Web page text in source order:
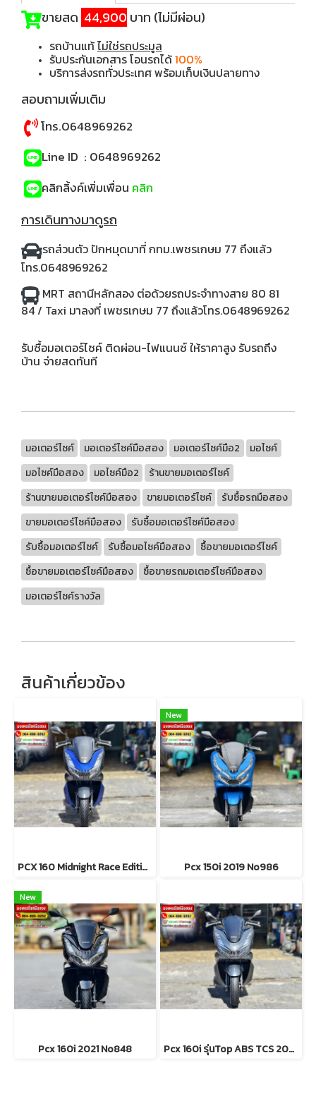
ขายสด 44,900 บาท (ไม่มีผ่อน)
รถบ้านแท้ไม่ใช่รถประมูล
รับประกันเอกสาร โอนรถได้100%
บริการส่งรถทั่วประเทศ พร้อมเก็บเงินปลายทาง
สอบถามเพิ่มเติม
โทร.0648969262
Line ID : 0648969262
คลิกลิ้งค์เพิ่มเพื่อน คลิก
การเดินทางมาดูรถ
รถส่วนตัว ปักหมุดมาที่ กทม.เพชรเกษม 77 ถึงแล้ว
โทร.0648969262
MRT สถานีหลักสอง ต่อด้วยรถประจำทางสาย 80 81
84 / Taxi มาลงที่ เพชรเกษม 77 ถึงแล้วโทร.0648969262
รับซื้อมอเตอร์ไซค์ ติดผ่อน-ไฟแนนซ์ ให้ราคาสูง รับรถถึง
บ้าน จ่ายสดทันที
มอเตอร์ไซค์ มอเตอร์ไซค์มือสอง มอเตอร์ไซค์มือ2
มอไซค์
มอไซค์มือสอง
มอไซค์มือ2
ร้านขายมอเตอร์ไซค์
ร้านขายมอเตอร์ไซค์มือสอง
ขายมอเตอร์ไซค์
รับซื้อรถมือสอง
ขายมอเตอร์ไซค์มือสอง
รับซื้อมอเตอร์ไซค์มือสอง
รับซื้อมอเตอร์ไซค์
รับซื้อมอไซค์มือสอง
ซื้อขายมอเตอร์ไซค์
ซื้อขายมอเตอร์ไซค์มือสอง
ซื้อขายรถมอเตอร์ไซค์มือสอง
มอเตอร์ไซค์รางวัล
สินค้าเกี่ยวข้อง
PCX 160 Midnight Race Edition 2023 No1078
New
Pcx 150i 2019 No986
New
Pcx 160i 2021 No848 Pcx 160i รุ่นTop ABS TCS 2022 No1077